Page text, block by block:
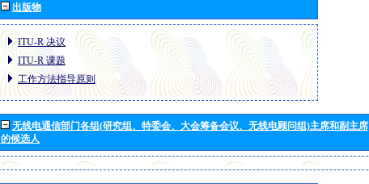
出版物
ITU-R 决议
ITU-R 课题
工作方法指导原则
无线电通信部门各组(研究组、特委会、大会筹备会议、无线电顾问组)主席和副主席
的候选人